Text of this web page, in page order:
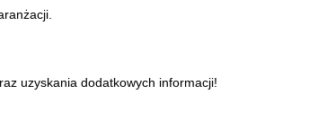
uzyskania dodatkowych informacji!